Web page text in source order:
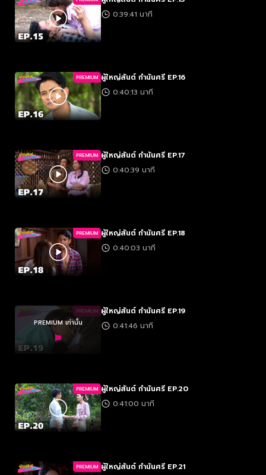
0:39:41 นาที
PREMIUM ผู้ใหญ่สันต์ กำนันศรี EP.16
0:40:13 นาที
PREMIUM ผู้ใหญ่สันต์ กำนันศรี EP.17
0:40:39 นาที
PREMIUM ผู้ใหญ่สันต์ กำนันศรี EP.18
0:40:03 นาที
PREMIUM
PREMIUM เท่านั้น
ผู้ใหญ่สันต์ กำนันศรี EP.19
0:41:46 นาที
PREMIUM ผู้ใหญ่สันต์ กำนันศรี EP.20
0:41:00 นาที
PREMIUM ผู้ใหญ่สันต์ กำนันศรี EP.21